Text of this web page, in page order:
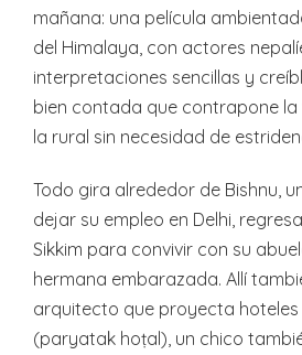
mañana: una película
del Himalaya, con actores
interpretaciones sencillas y
bien contada que contrapone
la rural sin necesidad de
Todo gira alrededor de Bishnu,
dejar su empleo en Delhi,
Sikkim para convivir con su
hermana embarazada. Allí
arquitecto que proyecta
(paryatak hoṭal), un chico